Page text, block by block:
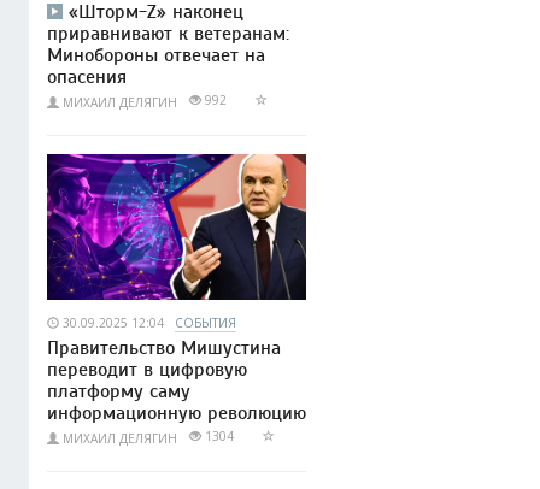
«Шторм-Z» наконец
приравнивают к ветеранам:
Минобороны отвечает на
опасения
МИХАИЛ ДЕЛЯГИН 992
30.09.2025 12:04 СОБЫТИЯ
Правительство Мишустина
переводит в цифровую
платформу саму
информационную революцию
МИХАИЛ ДЕЛЯГИН 1304